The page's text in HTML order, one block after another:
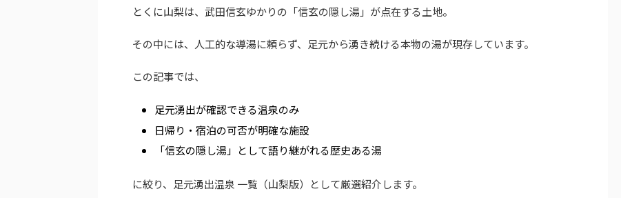
とくに山梨は、武田信玄ゆかりの「信玄の隠し湯」が点在する土地。
その中には、人工的な導湯に頼らず、足元から湧き続ける本物の湯が現存しています。
この記事では、
足元湧出が確認できる温泉のみ
日帰り・宿泊の可否が明確な施設
「信玄の隠し湯」として語り継がれる歴史ある湯
に絞り、足元湧出温泉 一覧（山梨版）として厳選紹介します。